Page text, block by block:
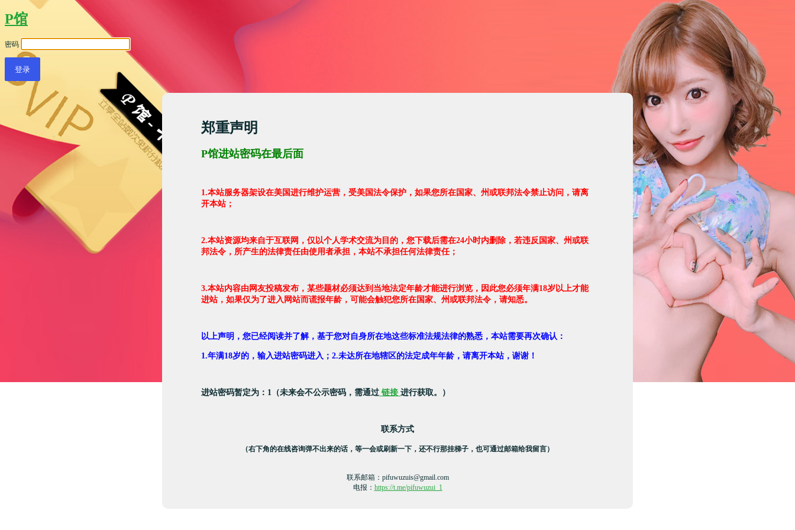
P馆
密码
郑重声明
P馆进站密码在最后面
1.本站服务器架设在美国进行维护运营，受美国法令保护，如果您所在国家、州或联邦法令禁止访问，请离
开本站；
2.本站资源均来自于互联网，仅以个人学术交流为目的，您下载后需在24小时内删除，若违反国家、州或联
邦法令，所产生的法律责任由使用者承担，本站不承担任何法律责任；
3.本站内容由网友投稿发布，某些题材必须达到当地法定年龄才能进行浏览，因此您必须年满18岁以上才能
进站，如果仅为了进入网站而谎报年龄，可能会触犯您所在国家、州或联邦法令，请知悉。
以上声明，您已经阅读并了解，基于您对自身所在地这些标准法规法律的熟悉，本站需要再次确认：
1.年满18岁的，输入进站密码进入；2.未达所在地辖区的法定成年年龄，请离开本站，谢谢！
进站密码暂定为：1（未来会不公示密码，需通过 链接 进行获取。）
联系方式
（右下角的在线咨询弹不出来的话，等一会或刷新一下，还不行那挂梯子，也可通过邮箱给我留言）
联系邮箱： pifuwuzuis@gmail.com
电报： https://t.me/pifuwuzui_1